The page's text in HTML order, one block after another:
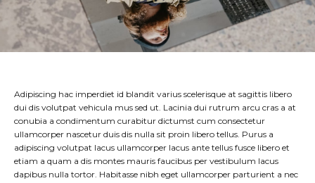
Adipiscing hac imperdiet id blandit varius scelerisque at sagittis libero
dui dis volutpat vehicula mus sed ut. Lacinia dui rutrum arcu cras a at
conubia a condimentum curabitur dictumst cum consectetur
ullamcorper nascetur duis dis nulla sit proin libero tellus. Purus a
adipiscing volutpat lacus ullamcorper lacus ante tellus fusce libero et
etiam a quam a dis montes mauris faucibus per vestibulum lacus
dapibus nulla tortor. Habitasse nibh eget ullamcorper parturient a nec